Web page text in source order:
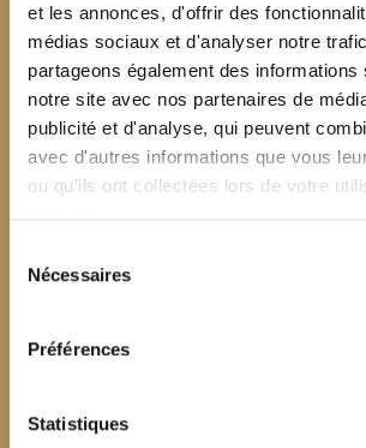
et les annonces, d'offrir des
médias sociaux et d'analyser notre
partageons également des
notre site avec nos partenaires de
publicité et d'analyse, qui peuvent
avec d'autres informations que vous
ou qu'ils ont collectées lors de votre
Nécessaires
Préférences
Statistiques